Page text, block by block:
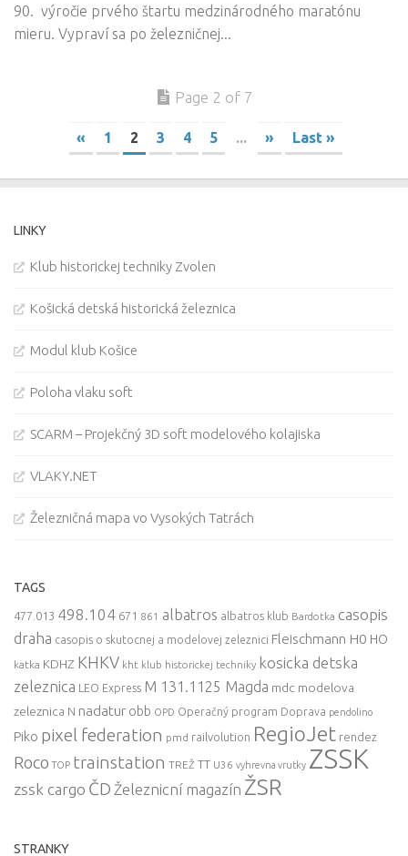
90. výročie prvého štartu medzinárodného maratónu
mieru. Vypraví sa po železničnej...
Page 2 of 7
« 1 2 3 4 5 ... » Last »
LINKY
Klub historickej techniky Zvolen
Košická detská historická železnica
Modul klub Košice
Poloha vlaku soft
SCARM – Projekčný 3D soft modelového kolajiska
VLAKY.NET
Železničná mapa vo Vysokých Tatrách
TAGS
477.013 498.104 671 861 albatros albatros klub Bardotka casopis
draha casopis o skutocnej a modelovej zeleznici Fleischmann H0 HO
katka KDHZ KHKV kht klub historickej techniky kosicka detska
zeleznica LEO Express M 131.1125 Magda mdc modelova
zeleznica N nadatur obb OPD Operačný program Doprava pendolino
Piko pixel federation pmd railvolution RegioJet rendez
Roco TOP trainstation TREŽ TT U36 vyhrevna vrutky ZSSK
zssk cargo ČD Železnicní magazín ŽSR
STRANKY